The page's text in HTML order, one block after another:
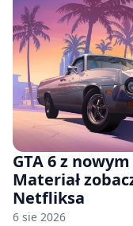
GTA 6 z
Materiał
Netfliksa
6 sie 2026